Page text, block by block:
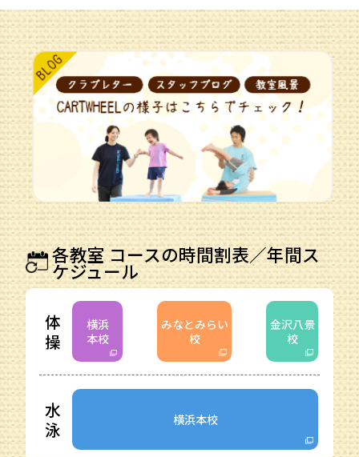
各教室 コースの時間割表／年間ス
ケジュール
体
操
横浜
本校
みなとみらい
校
金沢八景
校
水
泳
横浜本校